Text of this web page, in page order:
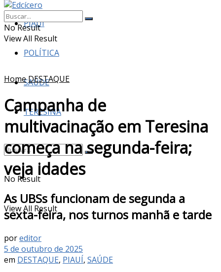
PIAUÍ
POLÍTICA
SAÚDE
TERESINA
No Result
View All Result
No Result
View All Result
Home DESTAQUE
Campanha de
multivacinação em Teresina
começa na segunda-feira;
veja idades
As UBSs funcionam de segunda a
sexta-feira, nos turnos manhã e tarde
poreditor
5 de outubro de 2025
em DESTAQUE, PIAUÍ, SAÚDE